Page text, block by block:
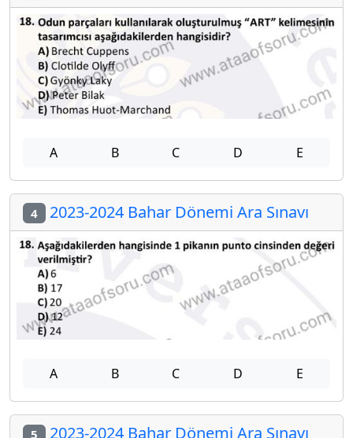
A B C D E
4 2023-2024 Bahar Dönemi Ara Sınavı
A B C D E
5 2023-2024 Bahar Dönemi Ara Sınavı